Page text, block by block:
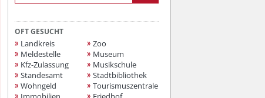
OFT GESUCHT
Landkreis
Meldestelle
Kfz-Zulassung
Standesamt
Wohngeld
Zoo
Museum
Musikschule
Stadtbibliothek
Tourismuszentrale